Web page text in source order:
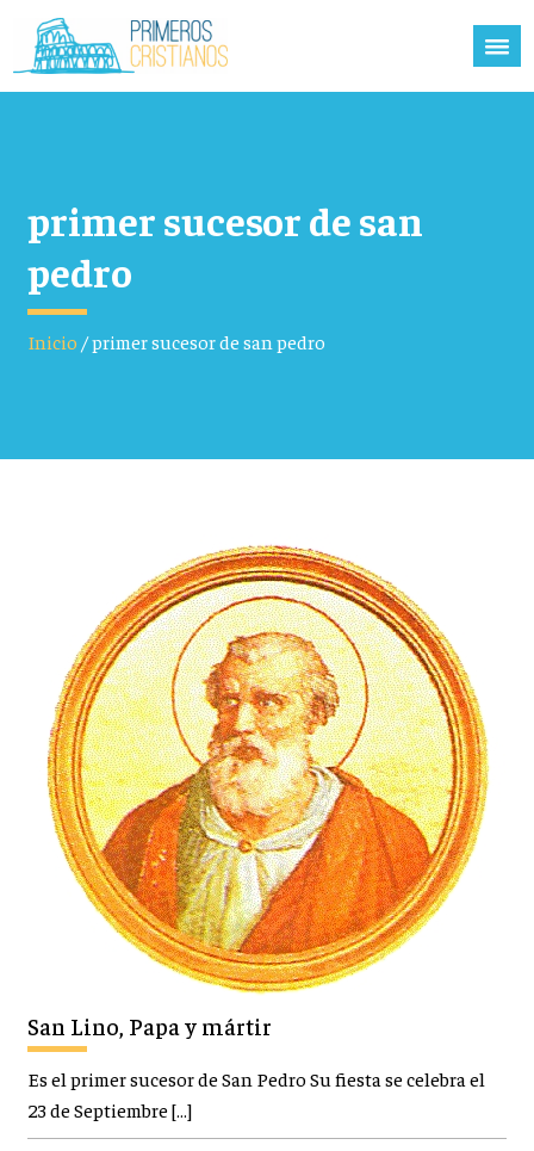
primer sucesor de san
pedro
Inicio /primer sucesor de san pedro
San Lino, Papa y mártir
Es el primer sucesor de San Pedro Su fiesta se celebra el
23 de Septiembre […]